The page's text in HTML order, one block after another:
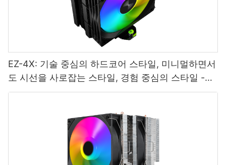
EZ-4X: 기술 중심의 하드코어 스타일, 미니멀하면서
도 시선을 사로잡는 스타일, 경험 중심의 스타일 -
1765445095337146